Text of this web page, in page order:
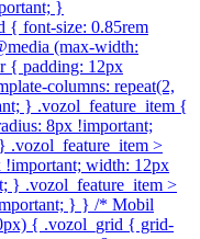
}
{ font-size: 0.85rem
(max-width:
{ padding: 12px
columns: repeat(2,
} .vozol_feature_item {
8px !important;
.vozol_feature_item >
width: 12px
} .vozol_feature_item >
} } /* Mobil
{ .vozol_grid { grid-